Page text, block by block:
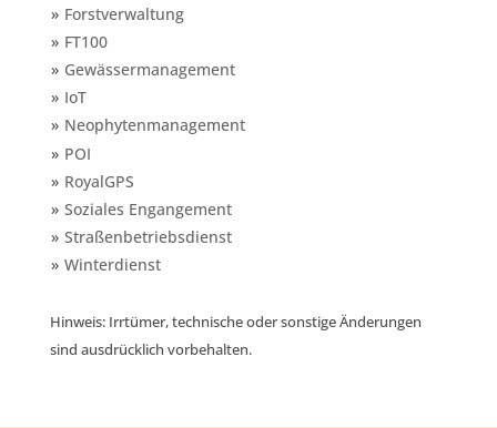
Forstverwaltung
FT100
Gewässermanagement
IoT
Neophytenmanagement
POI
RoyalGPS
Soziales Engangement
Straßenbetriebsdienst
Winterdienst
Hinweis: Irrtümer, technische oder sonstige Änderungen
sind ausdrücklich vorbehalten.